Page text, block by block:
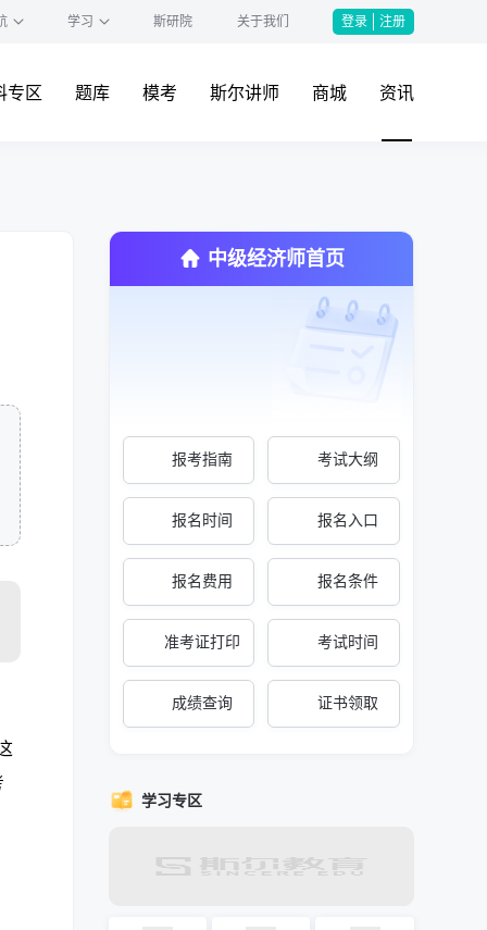
学习 斯研院 关于我们 登录 注册
专区 题库 模考 斯尔讲师 商城 资讯
中级经济师首页
报考指南 考试大纲
报名时间 报名入口
报名费用 报名条件
准考证打印 考试时间
成绩查询 证书领取
学习专区